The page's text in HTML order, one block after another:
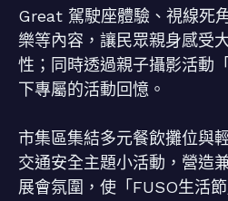
Great 駕駛座體驗、視線死
樂等內容，讓民眾親身感受
性；同時透過親子攝影活動
下專屬的活動回憶。
市集區集結多元餐飲攤位與
交通安全主題小活動，營造
展會氛圍，使「FUSO生活